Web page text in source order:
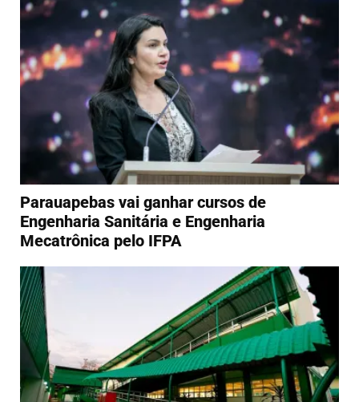
Parauapebas vai ganhar cursos de
Engenharia Sanitária e Engenharia
Mecatrônica pelo IFPA